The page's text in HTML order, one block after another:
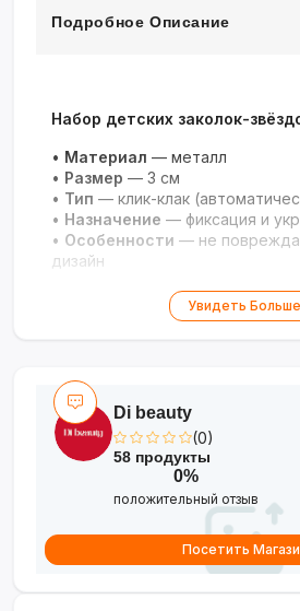
Подробное Описание
Набор детских заколок-
• Материал — металл
• Размер — 3 см
• Тип — клик-клак
• Назначение — фиксация и
• Особенности — не
дизайн
Увидеть Больше
Di beauty
(0)
58 продукты
0%
положительный отзыв
Посетить